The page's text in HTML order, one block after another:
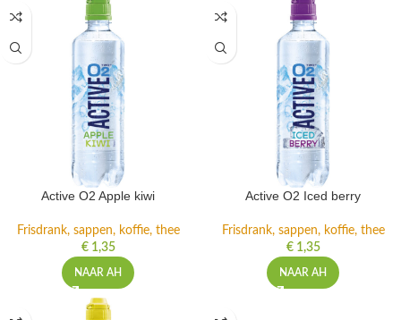
Active O2 Apple kiwi
Frisdrank, sappen, koffie, thee
€1,35
NAAR AH
Active O2 Iced berry
Frisdrank, sappen, koffie, thee
€1,35
NAAR AH